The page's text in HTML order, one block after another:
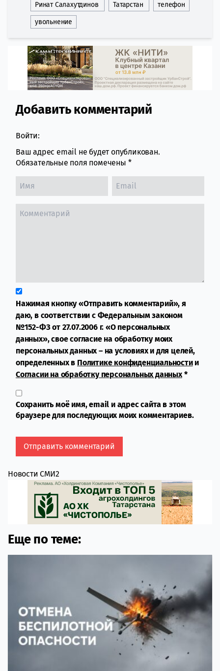
Ринат Салахутдинов Татарстан телефон
увольнение
Comment section
Добавить комментарий
Войти:
Ваш адрес email не будет опубликован.
Обязательные поля помечены *
Нажимая кнопку «Отправить комментарий», я
даю, в соответствии с Федеральным законом
№152-ФЗ от 27.07.2006 г. «О персональных
данных», свое согласие на обработку моих
персональных данных – на условиях и для целей,
определенных в Политике конфиденциальностии
Согласии на обработку персональных данных*
Сохранить моё имя, email и адрес сайта в этом
браузере для последующих моих комментариев.
Новости СМИ2
Еще по теме: